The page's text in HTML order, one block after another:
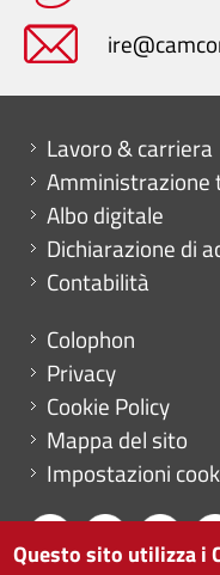
Mini menu di servizio
Lavoro & carriera
Amministrazione
Albo digitale
Dichiarazione di
Contabilità
Menu footer
Colophon
Privacy
Cookie Policy
Mappa del sito
Impostazioni
Questo sito utilizza i